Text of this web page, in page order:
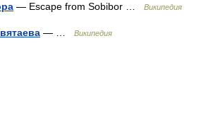
— Escape from Sobibor … Википедия
— … Википедия